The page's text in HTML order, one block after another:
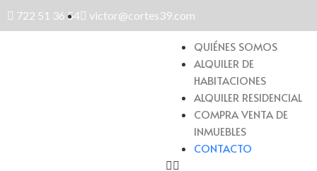
722 51 36 54 victor@cortes39.com
QUIÉNES SOMOS
ALQUILER DE
HABITACIONES
ALQUILER RESIDENCIAL
COMPRA VENTA DE
INMUEBLES
CONTACTO